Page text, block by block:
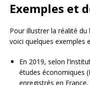
Exemples et
Pour illustrer la réalité
voici quelques exemples
En 2019, selon
études économiques
enregistrés en